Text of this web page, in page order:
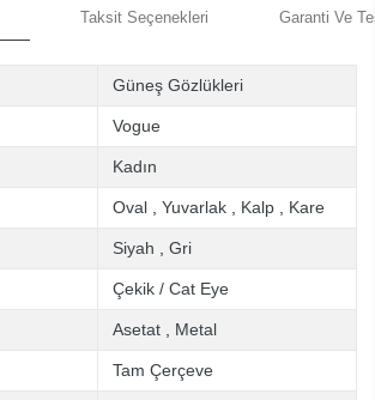
Taksit Seçenekleri Garanti Ve
Güneş Gözlükleri
Vogue
Kadın
Oval Yuvarlak Kalp Kare
Siyah Gri
Çekik / Cat Eye
Asetat Metal
Tam Çerçeve